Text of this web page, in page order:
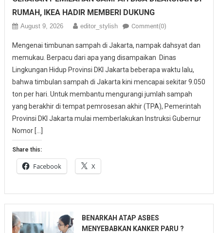
RUMAH, IKEA HADIR MEMBERI DUKUNG
August 9, 2026 editor_stylish Comment(0)
Mengenai timbunan sampah di Jakarta, nampak dahsyat dan
memukau. Berpacu dari apa yang disampaikan Dinas
Lingkungan Hidup Provinsi DKI Jakarta beberapa waktu lalu,
bahwa timbulan sampah di Jakarta kini mencapai sekitar 9.050
ton per hari. Untuk membantu mengurangi jumlah sampah
yang berakhir di tempat pemrosesan akhir (TPA), Pemerintah
Provinsi DKI Jakarta mulai memberlakukan Instruksi Gubernur
Nomor […]
Share this:
Facebook X
BENARKAH ATAP ASBES
MENYEBABKAN KANKER PARU ?